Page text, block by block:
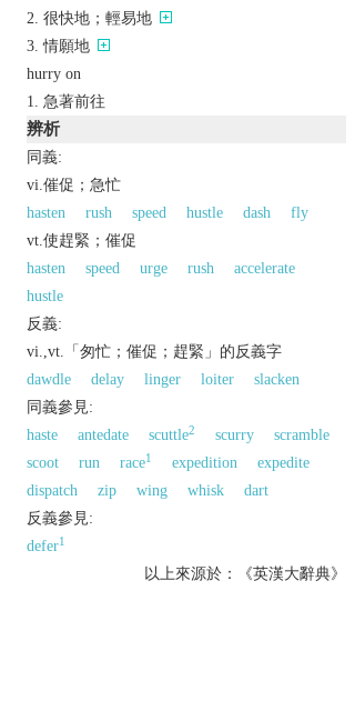
很快地；輕易地
情願地
hurry on
急著前往
辨析
同義:
vi.催促；急忙
hasten
rush speed hustle dash
fly
vt.使趕緊；催促
hasten
speed urge rush
accelerate
hustle
反義:
vi.,vt.「匆忙；催促；趕緊」的反義字
dawdle
delay linger loiter
slacken
同義參見:
haste
antedate scuttle2 scurry
scramble
scoot
run race1 expedition
expedite
dispatch
zip wing whisk
dart
反義參見:
defer1
以上來源於：《英漢大辭典》